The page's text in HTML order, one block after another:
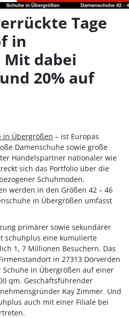
Tage
in
Mit dabei
20% auf
in Übergrößen – ist Europas
Damenschuhe sowie große
Handelspartner nationaler wie
sich das Portfolio über die
Schuhmoden.
werden in den Größen 42 – 46
in Übergrößen umfasst
primärer sowie sekundärer
schuhplus eine kumulierte
1, 7 Millionen Besuchern. Das
in 27313 Dörverden
in Übergrößen auf einer
qm. Geschäftsführender
Kay Zimmer. Und
auch mit einer Filiale bei